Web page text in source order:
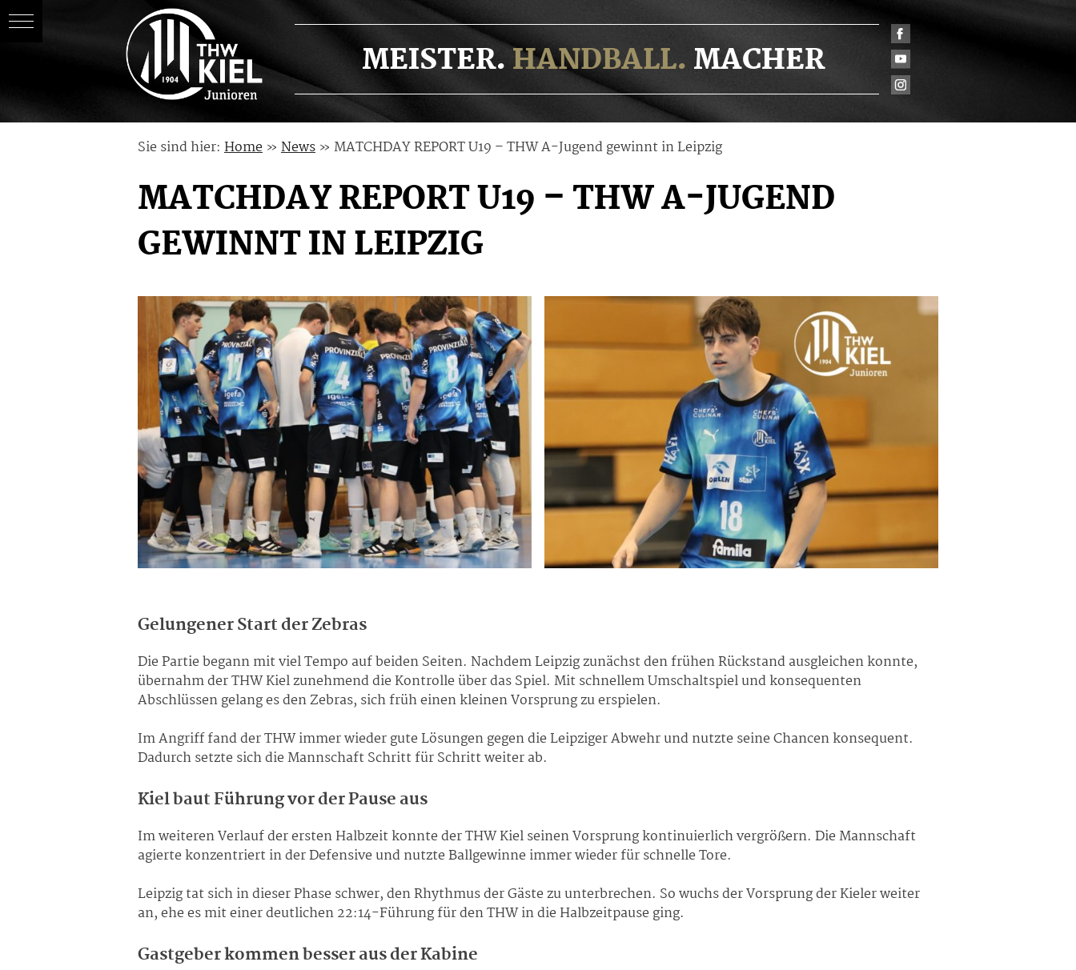
MEISTER.HANDBALL.MACHER
Sie sind hier: Home » News » MATCHDAY REPORT U19 – THW A-Jugend gewinnt in Leipzig
MATCHDAY REPORT U19 – THW A-JUGEND
GEWINNT IN LEIPZIG
Gelungener Start der Zebras
Die Partie begann mit viel Tempo auf beiden Seiten. Nachdem Leipzig zunächst den frühen Rückstand ausgleichen konnte,
übernahm der THW Kiel zunehmend die Kontrolle über das Spiel. Mit schnellem Umschaltspiel und konsequenten
Abschlüssen gelang es den Zebras, sich früh einen kleinen Vorsprung zu erspielen.
Im Angriff fand der THW immer wieder gute Lösungen gegen die Leipziger Abwehr und nutzte seine Chancen konsequent.
Dadurch setzte sich die Mannschaft Schritt für Schritt weiter ab.
Kiel baut Führung vor der Pause aus
Im weiteren Verlauf der ersten Halbzeit konnte der THW Kiel seinen Vorsprung kontinuierlich vergrößern. Die Mannschaft
agierte konzentriert in der Defensive und nutzte Ballgewinne immer wieder für schnelle Tore.
Leipzig tat sich in dieser Phase schwer, den Rhythmus der Gäste zu unterbrechen. So wuchs der Vorsprung der Kieler weiter
an, ehe es mit einer deutlichen 22:14-Führung für den THW in die Halbzeitpause ging.
Gastgeber kommen besser aus der Kabine